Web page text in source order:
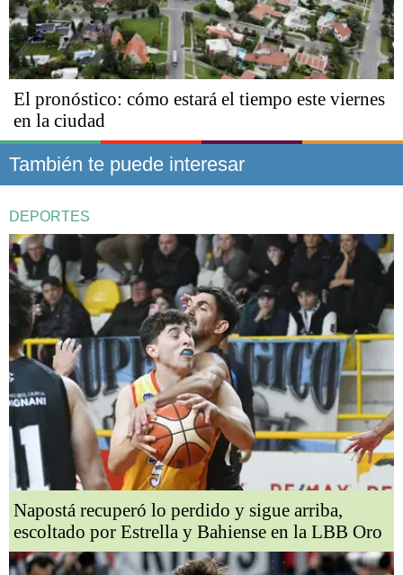
El pronóstico: cómo estará el tiempo este viernes
en la ciudad
También te puede interesar
DEPORTES
Napostá recuperó lo perdido y sigue arriba,
escoltado por Estrella y Bahiense en la LBB Oro